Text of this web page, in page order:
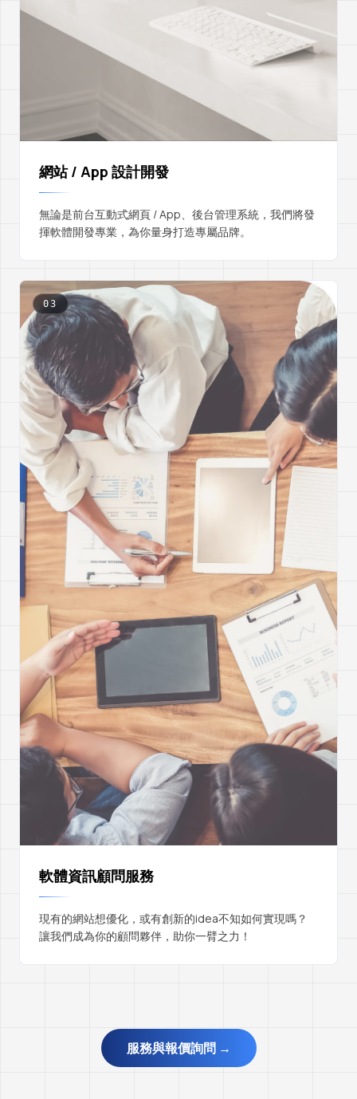
網站 / App 設計開發
無論是前台互動式網頁 / App、後台管理系統，我們將發
揮軟體開發專業，為你量身打造專屬品牌。
03
軟體資訊顧問服務
現有的網站想優化，或有創新的idea不知如何實現嗎？
讓我們成為你的顧問夥伴，助你一臂之力！
服務與報價詢問 →